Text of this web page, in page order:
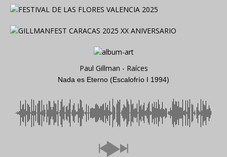
Paul Gillman - Raíces
Nada es Eterno (Escalofrío I 1994)